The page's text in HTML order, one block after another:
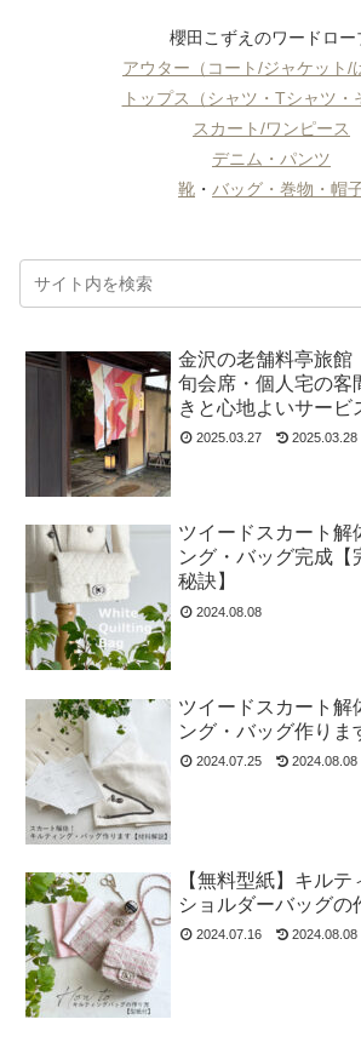
櫻田こずえのワードロー
アウター（コート/ジャケット/
トップス（シャツ・Tシャツ・
スカート/ワンピース
デニム・パンツ
靴 ・ バッグ・巻物・帽
金沢の老舗料亭旅館
旬会席・個人宅の客
きと心地よいサービ
2025.03.27 2025.03.28
ツイードスカート
ング・バッグ完成【
秘訣】
2024.08.08
ツイードスカート解
ング・バッグ作りま
2024.07.25 2024.08.08
【無料型紙】キル
ショルダーバッグの
2024.07.16 2024.08.08